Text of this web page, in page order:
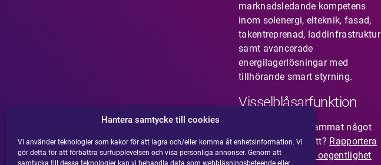
Hantera samtycke till cookies
Vi använder teknologier som kakor för att lagra och/eller komma åt enhetsinformation. Vi
gör detta för att förbättra surfupplevelsen och visa personliga annonser. Genom att
samtycka till dessa teknologier kan vi behandla data som webbläsningsbeteende eller
marknadsledande kompetens
inom solenergi, elteknik, fasad,
takentreprenad, laddinfrastruktur
samt avancerade
energilagerlösningar med
tillhörande smart styrning.
Visselblåsarfunktion
Har du uppmärksammat något
som inte känns rätt? Rapportera
din misstanke om oegentlighet